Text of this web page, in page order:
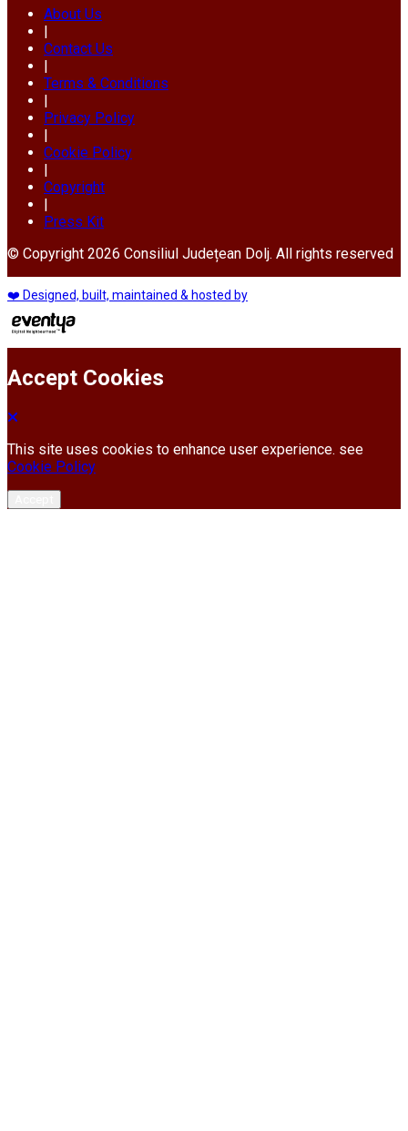
About Us
|
Contact Us
|
Terms & Conditions
|
Privacy Policy
|
Cookie Policy
|
Copyright
|
Press Kit
© Copyright 2026 Consiliul Județean Dolj. All rights reserved
❤️ Designed, built, maintained & hosted by
Accept Cookies
This site uses cookies to enhance user experience. see
Cookie Policy